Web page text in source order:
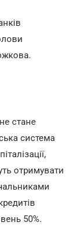
стане
система
отримувати
50%.